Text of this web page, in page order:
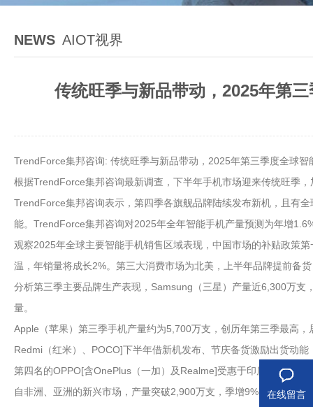
NEWS AIOT视界
传统旺季与新品带动，2025年第
TrendForce集邦咨询: 传统旺季与新品带动，2025年第三季度全球智
根据TrendForce集邦咨询最新调查，下半年手机市场迎来传统旺季
TrendForce集邦咨询表示，第四季各旗舰品牌陆续发布新机，且有
能。TrendForce集邦咨询对2025年全年智能手机产量预测为年增
观察2025年全球主要智能手机销售区域表现，中国市场的补贴政策
温，年销量将成长2%。第三大消费市场为北美，上半年品牌提前备
分析第三季主要品牌生产表现，Samsung（三星）产量近6,300万
量。
Apple（苹果）第三季手机产量约为5,700万支，创历年第三季最高
Redmi（红米）、POCO]下半年借新机发布、节庆备货激励出货动
第四名的OPPO[含OnePlus（一加）及Realme]受惠于印度、东南
自非洲、亚洲的新兴市场，产量突破2,900万支，季增9%，排第五
在线留言